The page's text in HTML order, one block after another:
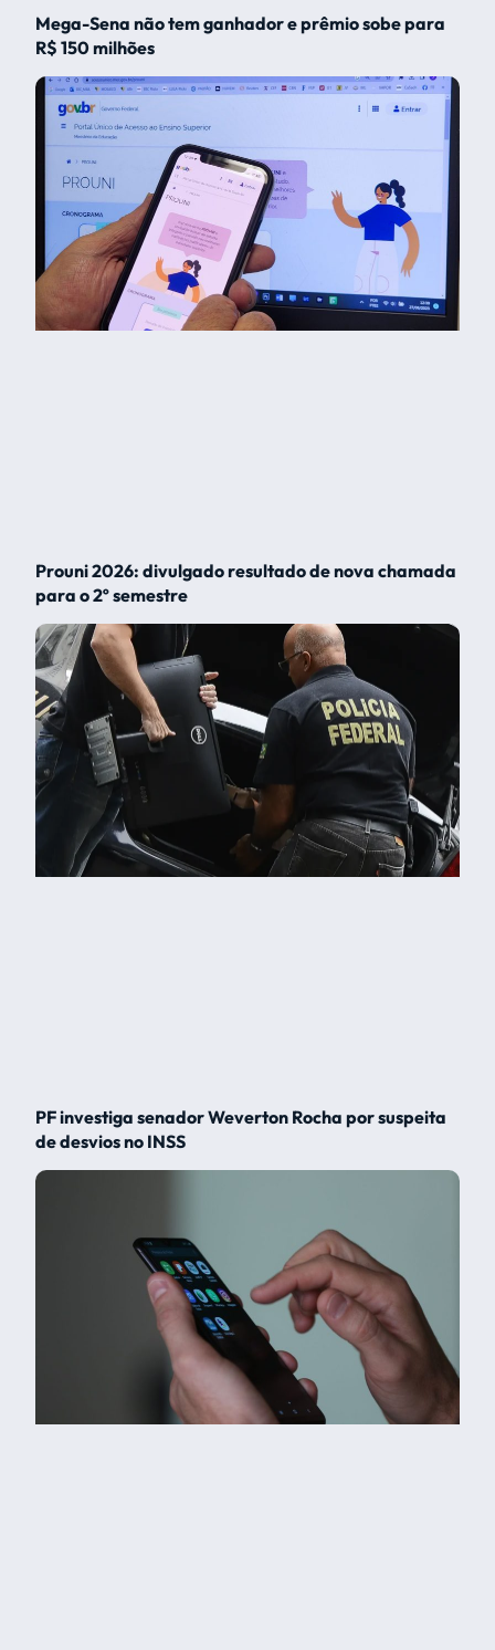
Mega-Sena não tem ganhador e prêmio sobe para
R$ 150 milhões
Prouni 2026: divulgado resultado de nova chamada
para o 2º semestre
PF investiga senador Weverton Rocha por suspeita
de desvios no INSS